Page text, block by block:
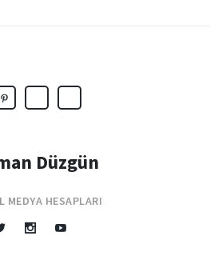
Düzgün
MEDYA HESAPLARI